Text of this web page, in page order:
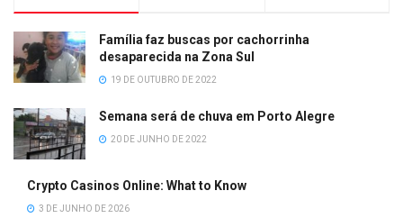
Família faz buscas por cachorrinha
desaparecida na Zona Sul
19 DE OUTUBRO DE 2022
Semana será de chuva em Porto Alegre
20 DE JUNHO DE 2022
Crypto Casinos Online: What to Know
3 DE JUNHO DE 2026